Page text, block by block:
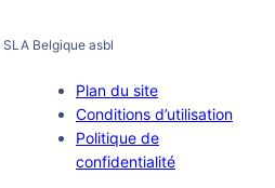
Belgique asbl
Plan du site
Conditions d’utilisation
Politique de
confidentialité